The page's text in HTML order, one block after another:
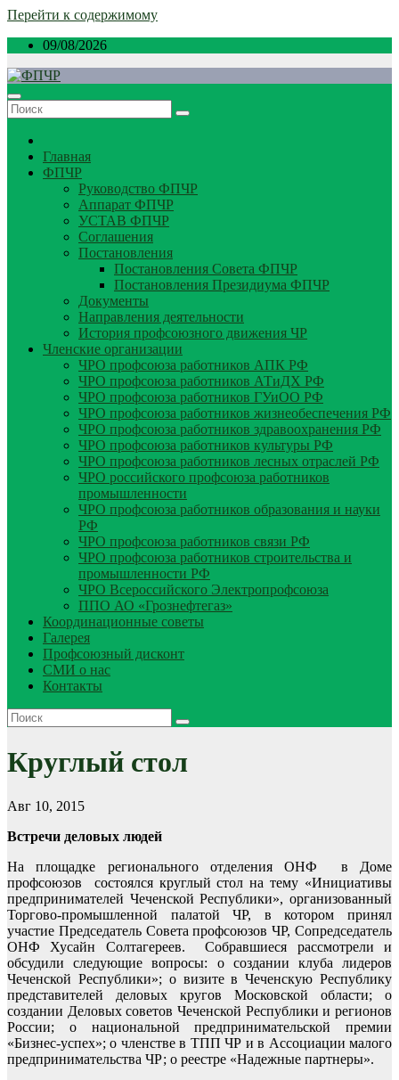
Перейти к содержимому
09/08/2026
Главная
ФПЧР
Руководство ФПЧР
Аппарат ФПЧР
УСТАВ ФПЧР
Соглашения
Постановления
Постановления Совета ФПЧР
Постановления Президиума ФПЧР
Документы
Направления деятельности
История профсоюзного движения ЧР
Членские организации
ЧРО профсоюза работников АПК РФ
ЧРО профсоюза работников АТиДХ РФ
ЧРО профсоюза работников ГУиОО РФ
ЧРО профсоюза работников жизнеобеспечения РФ
ЧРО профсоюза работников здравоохранения РФ
ЧРО профсоюза работников культуры РФ
ЧРО профсоюза работников лесных отраслей РФ
ЧРО российского профсоюза работников
промышленности
ЧРО профсоюза работников образования и науки
РФ
ЧРО профсоюза работников связи РФ
ЧРО профсоюза работников строительства и
промышленности РФ
ЧРО Всероссийского Электропрофсоюза
ППО АО «Грознефтегаз»
Координационные советы
Галерея
Профсоюзный дисконт
СМИ о нас
Контакты
Круглый стол
Авг 10, 2015
Встречи деловых людей
На площадке регионального отделения ОНФ в Доме
профсоюзов состоялся круглый стол на тему «Инициативы
предпринимателей Чеченской Республики», организованный
Торгово-промышленной палатой ЧР, в котором принял
участие Председатель Совета профсоюзов ЧР, Сопредседатель
ОНФ Хусайн Солтагереев. Собравшиеся рассмотрели и
обсудили следующие вопросы: о создании клуба лидеров
Чеченской Республики»; о визите в Чеченскую Республику
представителей деловых кругов Московской области; о
создании Деловых советов Чеченской Республики и регионов
России; о национальной предпринимательской премии
«Бизнес-успех»; о членстве в ТПП ЧР и в Ассоциации малого
предпринимательства ЧР; о реестре «Надежные партнеры».